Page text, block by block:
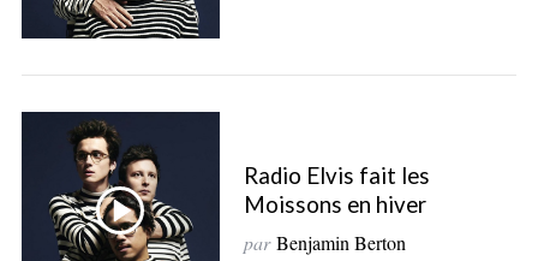
Radio Elvis fait les
Moissons en hiver
par Benjamin Berton
h
o
: